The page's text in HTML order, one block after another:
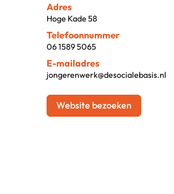
Adres
Hoge Kade 58
Telefoonnummer
06 1589 5065
E-mailadres
jongerenwerk@desocialebasis.nl
Website bezoeken